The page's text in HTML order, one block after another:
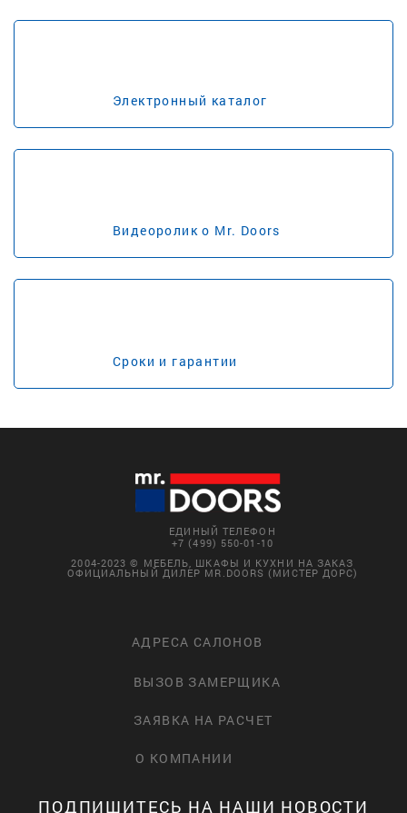
Электронный каталог
Видеоролик о Mr. Doors
Сроки и гарантии
ЕДИНЫЙ ТЕЛЕФОН
+7 (499) 550-01-10
2004-2023 © МЕБЕЛЬ, ШКАФЫ И КУХНИ НА ЗАКАЗ
ОФИЦИАЛЬНЫЙ ДИЛЕР MR.DOORS (МИСТЕР ДОРС)
АДРЕСА САЛОНОВ
ВЫЗОВ ЗАМЕРЩИКА
ЗАЯВКА НА РАСЧЕТ
О КОМПАНИИ
ПОДПИШИТЕСЬ НА НАШИ НОВОСТИ